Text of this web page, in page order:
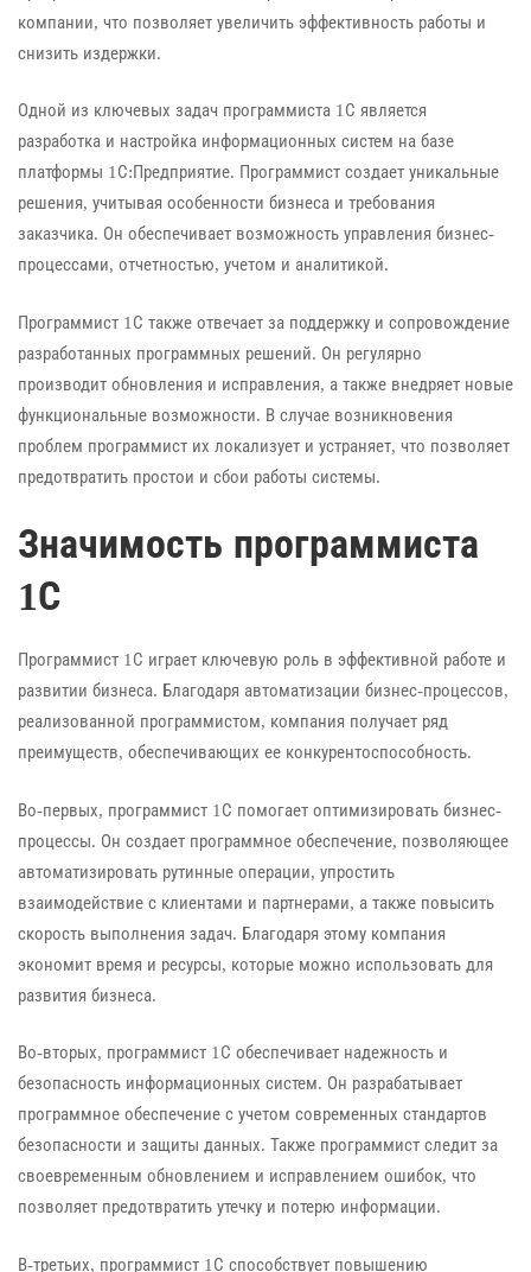
компании, что позволяет увеличить эффективность работы и
снизить издержки.
Одной из ключевых задач программиста 1С является
разработка и настройка информационных систем на базе
платформы 1С:Предприятие. Программист создает уникальные
решения, учитывая особенности бизнеса и требования
заказчика. Он обеспечивает возможность управления бизнес-
процессами, отчетностью, учетом и аналитикой.
Программист 1С также отвечает за поддержку и сопровождение
разработанных программных решений. Он регулярно
производит обновления и исправления, а также внедряет новые
функциональные возможности. В случае возникновения
проблем программист их локализует и устраняет, что позволяет
предотвратить простои и сбои работы системы.
Значимость программиста
1С
Программист 1С играет ключевую роль в эффективной работе и
развитии бизнеса. Благодаря автоматизации бизнес-процессов,
реализованной программистом, компания получает ряд
преимуществ, обеспечивающих ее конкурентоспособность.
Во-первых, программист 1С помогает оптимизировать бизнес-
процессы. Он создает программное обеспечение, позволяющее
автоматизировать рутинные операции, упростить
взаимодействие с клиентами и партнерами, а также повысить
скорость выполнения задач. Благодаря этому компания
экономит время и ресурсы, которые можно использовать для
развития бизнеса.
Во-вторых, программист 1С обеспечивает надежность и
безопасность информационных систем. Он разрабатывает
программное обеспечение с учетом современных стандартов
безопасности и защиты данных. Также программист следит за
своевременным обновлением и исправлением ошибок, что
позволяет предотвратить утечку и потерю информации.
В-третьих, программист 1С способствует повышению